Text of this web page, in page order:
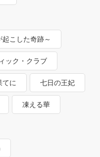
こした奇跡～
ック・クラブ
てに 七日の王妃
凍える華